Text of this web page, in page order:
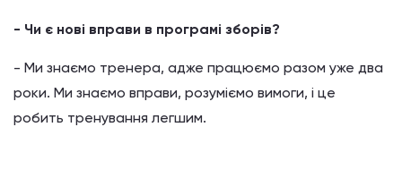
- Чи є нові вправи в програмі зборів?
- Ми знаємо тренера, адже працюємо разом уже два
роки. Ми знаємо вправи, розуміємо вимоги, і це
робить тренування легшим.